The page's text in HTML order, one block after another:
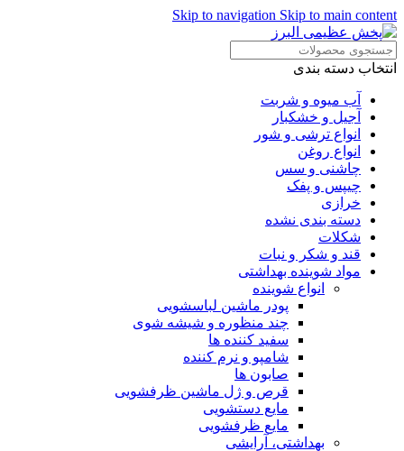
Skip to navigation Skip to main content
انتخاب دسته بندی
آب میوه و شربت
آجیل و خشکبار
انواع ترشی و شور
انواع روغن
چاشنی و سس
چیپس و پفک
خرازی
دسته بندی نشده
شکلات
قند و شکر و نبات
مواد شوینده بهداشتی
انواع شوینده
پودر ماشین لباسشویی
چند منظوره و شیشه شوی
سفید کننده ها
شامپو و نرم کننده
صابون ها
قرص و ژل ماشین ظرفشویی
مایع دستشویی
مایع ظرفشویی
بهداشتی، آرایشی